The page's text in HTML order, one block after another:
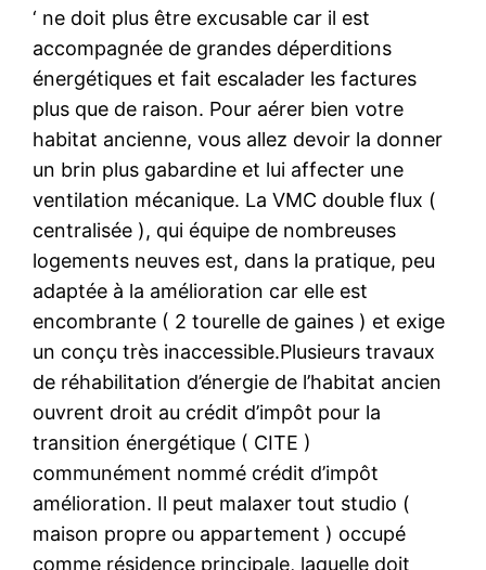
‘ ne doit plus être excusable car il est
accompagnée de grandes déperditions
énergétiques et fait escalader les factures
plus que de raison. Pour aérer bien votre
habitat ancienne, vous allez devoir la donner
un brin plus gabardine et lui affecter une
ventilation mécanique. La VMC double flux (
centralisée ), qui équipe de nombreuses
logements neuves est, dans la pratique, peu
adaptée à la amélioration car elle est
encombrante ( 2 tourelle de gaines ) et exige
un conçu très inaccessible.Plusieurs travaux
de réhabilitation d’énergie de l’habitat ancien
ouvrent droit au crédit d’impôt pour la
transition énergétique ( CITE )
communément nommé crédit d’impôt
amélioration. Il peut malaxer tout studio (
maison propre ou appartement ) occupé
comme résidence principale, laquelle doit